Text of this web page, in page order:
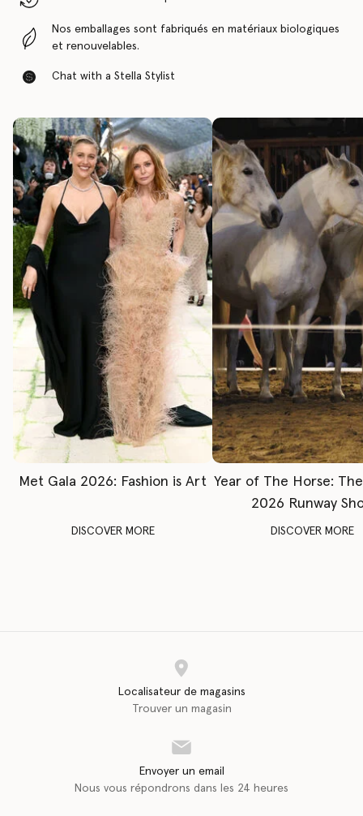
Nos emballages sont fabriqués en matériaux biologiques
et renouvelables.
Chat with a Stella Stylist
Met Gala 2026: Fashion is Art
DISCOVER MORE
Year of The Horse:
2026 Runway
DISCOVER MORE
Localisateur de magasins
Trouver un magasin
Envoyer un email
Nous vous répondrons dans les 24 heures